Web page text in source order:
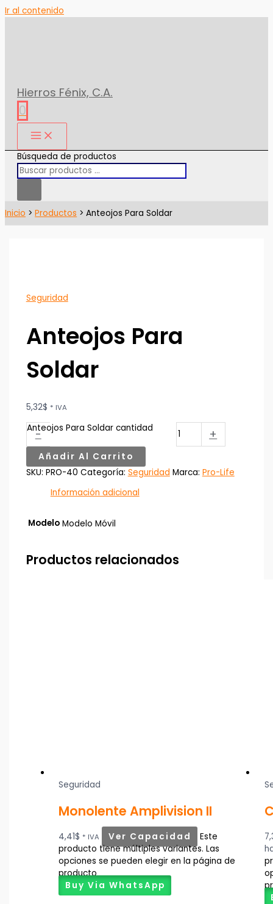
Ir al contenido
Hierros Fénix, C.A.
0
Búsqueda de productos
Inicio Productos Anteojos Para Soldar
Seguridad
Anteojos Para
Soldar
5,32$ * IVA
-
Anteojos Para Soldar cantidad +
Añadir Al Carrito
SKU: PRO-40 Categoría: Seguridad Marca: Pro-Life
Información adicional
Modelo Modelo Móvil
Productos relacionados
Seguridad
Monolente Amplivision II
4,41$ * IVA Ver Capacidad
Este
producto tiene múltiples variantes. Las
opciones se pueden elegir en la página de
producto
Buy Via WhatsApp